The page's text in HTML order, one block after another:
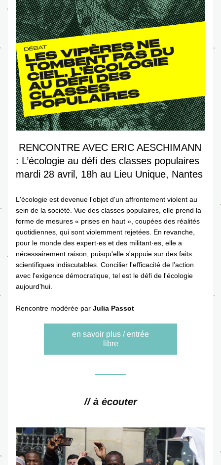
: L’écologie au défi des classes populaires
mardi 28 avril, 18h au Lieu Unique, Nantes
L'écologie est devenue l'objet d'un affrontement violent au
sein de la société. Vue des classes populaires, elle prend la
forme de mesures « prises en haut », coupées des réalités
quotidiennes, qui sont violemment rejetées. En revanche,
pour le monde des expert·es et des militant·es, elle a
nécessairement raison, puisqu'elle s'appuie sur des faits
scientifiques indiscutables. Concilier l'efficacité de l'action
avec l'exigence démocratique, tel est le défi de l'écologie
aujourd'hui.
Rencontre modérée par Julia Passot
en savoir plus / entrée
libre
// à écouter